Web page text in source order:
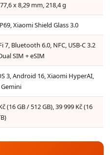
x 8,29 mm, 218,4 g
Xiaomi Shield Glass 3.0
7, Bluetooth 6.0, NFC, USB-C 3.2
SIM + eSIM
3, Android 16, Xiaomi HyperAI,
(16 GB / 512 GB), 39 999 Kč (16